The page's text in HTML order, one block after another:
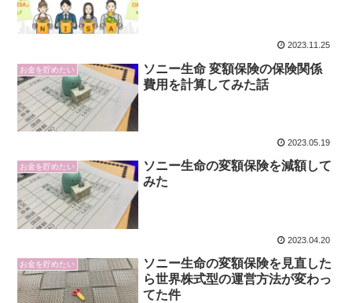
2023.11.25
お金を貯めたい
ソニー生命 変額保険の保険関係
費用を計算してみた話
2023.05.19
お金を貯めたい
ソニー生命の変額保険を減額して
みた
2023.04.20
お金を貯めたい
ソニー生命の変額保険を見直した
ら世界株式型の運営方法が変わっ
てた件